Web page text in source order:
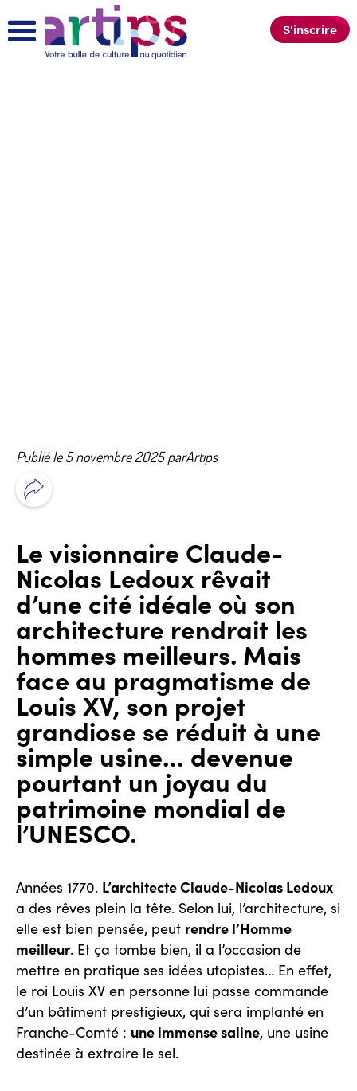
S'inscrire
Publié le 5 novembre 2025 parArtips
Le visionnaire Claude-
Nicolas Ledoux rêvait
d’une cité idéale où son
architecture rendrait les
hommes meilleurs. Mais
face au pragmatisme de
Louis XV, son projet
grandiose se réduit à une
simple usine… devenue
pourtant un joyau du
patrimoine mondial de
l’UNESCO.
Années 1770. L’architecte Claude-Nicolas Ledoux
a des rêves plein la tête. Selon lui, l’architecture, si
elle est bien pensée, peut rendre l’Homme
meilleur. Et ça tombe bien, il a l’occasion de
mettre en pratique ses idées utopistes… En effet,
le roi Louis XV en personne lui passe commande
d’un bâtiment prestigieux, qui sera implanté en
Franche-Comté : une immense saline, une usine
destinée à extraire le sel.